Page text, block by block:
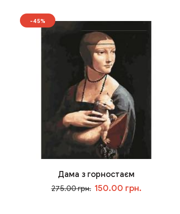
-45%
Дама з горностаєм
275.00 грн. 150.00 грн.